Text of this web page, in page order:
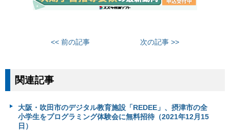
<< 前の記事 次の記事 >>
関連記事
大阪・吹田市のデジタル教育施設「REDEE」、摂津市の全
小学生をプログラミング体験会に無料招待（2021年12月15
日）